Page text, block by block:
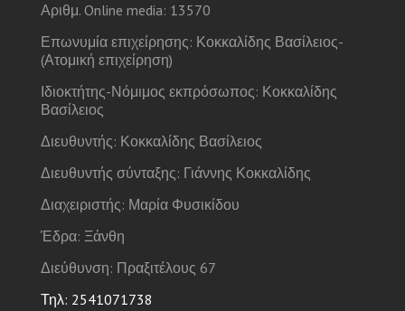
Αριθμ. Online media: 13570
Επωνυμία επιχείρησης: Κοκκαλίδης Βασίλειος-
(Ατομική επιχείρηση)
Ιδιοκτήτης-Νόμιμος εκπρόσωπος: Κοκκαλίδης
Βασίλειος
Διευθυντής: Κοκκαλίδης Βασίλειος
Διευθυντής σύνταξης: Γιάννης Κοκκαλίδης
Διαχειριστής: Μαρία Φυσικίδου
Έδρα: Ξάνθη
Διεύθυνση: Πραξιτέλους 67
Τηλ: 2541071738